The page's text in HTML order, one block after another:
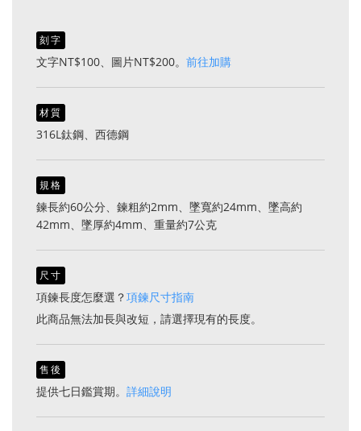
刻字
文字NT$100、圖片NT$200。 前往加購
材質
316L鈦鋼、西德鋼
規格
鍊長約60公分、鍊粗約2mm、墜寬約24mm、墜高約
42mm、墜厚約4mm、重量約7公克
尺寸
項鍊長度怎麼選？項鍊尺寸指南
此商品無法加長與改短，請選擇現有的長度。
售後
提供七日鑑賞期。 詳細說明